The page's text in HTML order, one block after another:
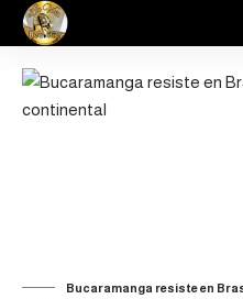
Bucaramanga resiste en